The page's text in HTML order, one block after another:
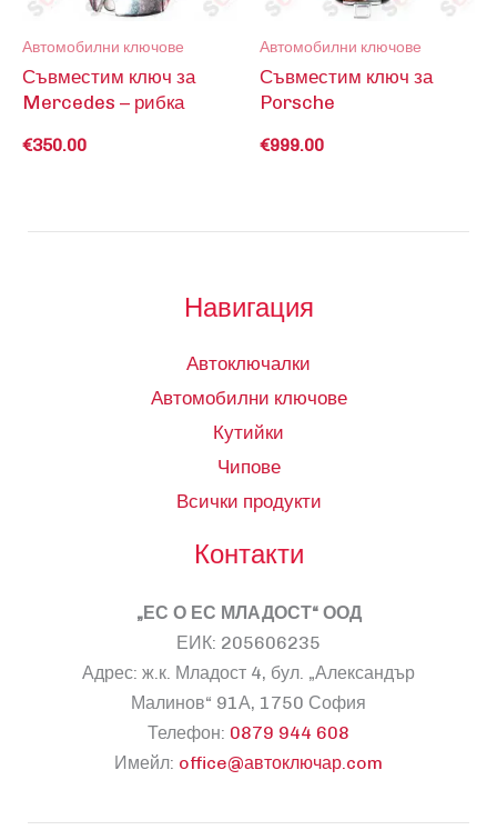
Автомобилни ключове
Съвместим ключ за
Mercedes – рибка
€350.00
Автомобилни ключове
Съвместим ключ за
Porsche
€999.00
Навигация
Автоключалки
Автомобилни ключове
Кутийки
Чипове
Всички продукти
Контакти
„ЕС О ЕС МЛАДОСТ“ ООД
ЕИК: 205606235
Адрес: ж.к. Младост 4, бул. „Александър
Малинов“ 91А, 1750 София
Телефон: 0879 944 608
Имейл: office@автоключар.com